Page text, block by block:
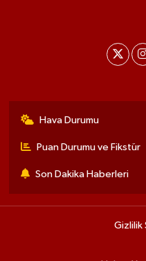
Hava Durumu
Puan Durumu ve Fikstür
Son Dakika Haberleri
Gizlilik